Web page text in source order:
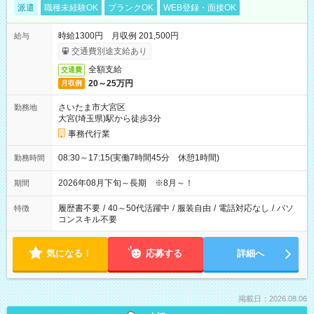
派遣 職種未経験OK ブランクOK WEB登録・面接OK
給与
時給1300円 月収例 201,500円
交通費別途支給あり
交通費 全額支給
月収例 20～25万円
勤務地
さいたま市大宮区
大宮(埼玉県)駅から徒歩3分
事務代行業
勤務時間 08:30～17:15(実働7時間45分 休憩1時間)
期間 2026年08月下旬～長期 ※8月～！
特徴 履歴書不要 / 40～50代活躍中 / 服装自由 / 電話対応なし / パソ
コンスキル不要
気になる！ 応募する 詳細へ
掲載日：2026.08.06